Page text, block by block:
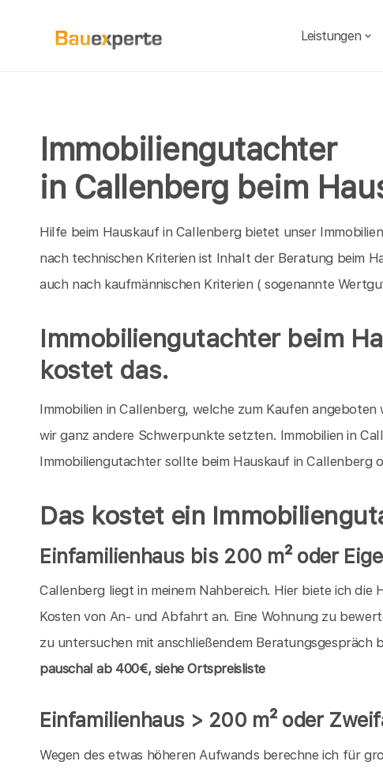
Leistungen
Immobiliengutachter
in Callenberg beim
Hilfe beim Hauskauf in Callenberg bietet unser
nach technischen Kriterien ist Inhalt der Beratung beim
auch nach kaufmännischen Kriterien ( sogenannte
Immobiliengutachter beim
kostet das.
Immobilien in Callenberg, welche zum Kaufen
wir ganz andere Schwerpunkte setzten. Immobilien in
Immobiliengutachter sollte beim Hauskauf in Callenberg
Das kostet ein
Einfamilienhaus bis 200 m² oder
Callenberg liegt in meinem Nahbereich. Hier biete ich
Kosten von An- und Abfahrt an. Eine Wohnung zu
zu untersuchen mit anschließendem Beratungsgespräch
pauschalab 400€, siehe Ortspreisliste
Einfamilienhaus > 200 m² oder
Wegen des etwas höheren Aufwands berechne ich für